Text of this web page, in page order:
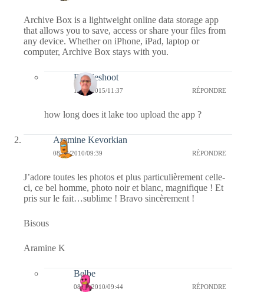
Archive Box is a lightweight online data storage app
that allows you to save, access or share your files from
any device. Whether on iPhone, iPad, laptop or
computer, Archive Box stays with you.
Bernieshoot
17/02/2015/11:37 RÉPONDRE
how long does it lake too upload the app ?
Aramine Kevorkian
08/08/2010/09:39 RÉPONDRE
J’adore toutes les photos et plus particulièrement celle-
ci, ce bel homme, photo noir et blanc, magnifique ! Et
pris sur le fait…sublime ! Bravo sincèrement !
Bisous
Aramine K
Belbe
08/08/2010/09:44 RÉPONDRE